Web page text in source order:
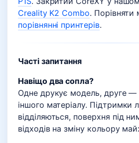
Creality K2 Combo. Порівняти
порівнянні принтерів.
Часті запитання
Навіщо два сопла?
Одне друкує модель, друге —
іншого матеріалу. Підтримки
відділяються, поверхня під
відходів на зміну кольору